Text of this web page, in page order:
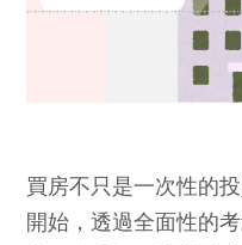
買房不只是一次性的
開始，透過全面性的